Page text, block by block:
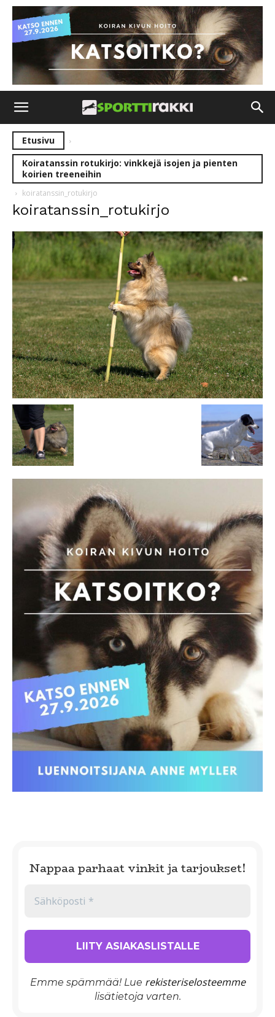
Etusivu
Koiratanssin rotukirjo: vinkkejä isojen ja pienten
koirien treeneihin
koiratanssin_rotukirjo
koiratanssin_rotukirjo
Nappaa parhaat vinkit ja tarjoukset!
Emme spämmää! Lue rekisteriselosteemme
lisätietoja varten.